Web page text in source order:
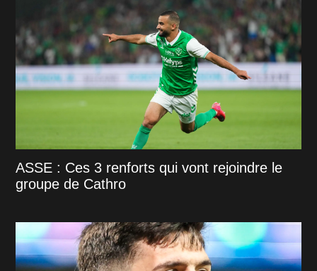
ASSE : Ces 3 renforts qui vont rejoindre le
groupe de Cathro